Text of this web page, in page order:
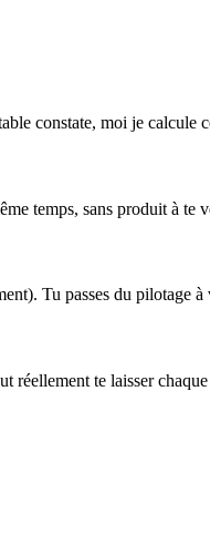
constate, moi je calcule
temps, sans produit à te
Tu passes du pilotage à
réellement te laisser